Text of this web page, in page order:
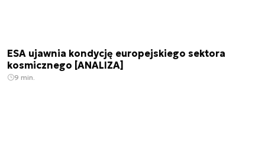
ESA ujawnia kondycję europejskiego sektora
kosmicznego [ANALIZA]
9 min.